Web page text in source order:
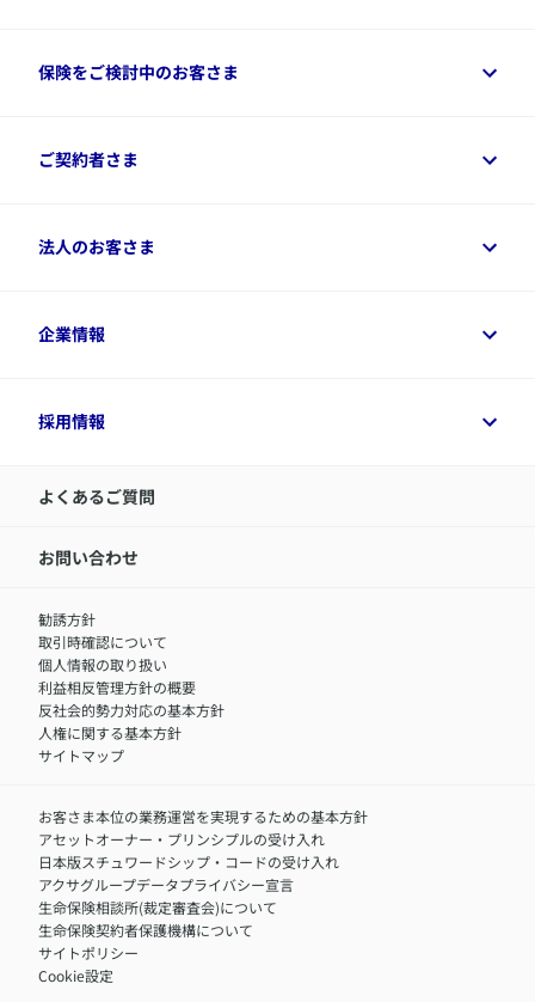
保険をご検討中のお客さま
保険をご検討中のお客さまトップ
資料請求
変額保険各種情報
ご契約者さま
ご契約者さまトップ
デジタル約款
令和8年（2026年）分の生命保険料控除証明書について
アクサのネット完結保険（旧アクサダイレクト生命）
法人のお客さま
法人のお客さまトップ
経営者サポートサービス
企業情報
企業情報トップ
アクサ生命が選ばれる理由
IR情報
サステナビリティの取り組み
​お客さまを金融犯罪からお守りするために
アクサグループについて
採用情報
採用情報トップ
中途採用：内勤正社員
職）
中途採用：フィナンシャルプラン・アドバイザー（営業職）
障害者採用
よくあるご質問
お問い合わせ
勧誘方針
取引時確認について
個人情報の取り扱い
利益相反管理方針の概要
反社会的勢力対応の基本方針
人権に関する基本方針
サイトマップ
お客さま本位の業務運営を実現するための基本方針
アセットオーナー・プリンシプルの受け入れ
日本版スチュワードシップ・コードの受け入れ
アクサグループデータプライバシー宣言
生命保険相談所(裁定審査会)について
生命保険契約者保護機構について
サイトポリシー
Cookie設定